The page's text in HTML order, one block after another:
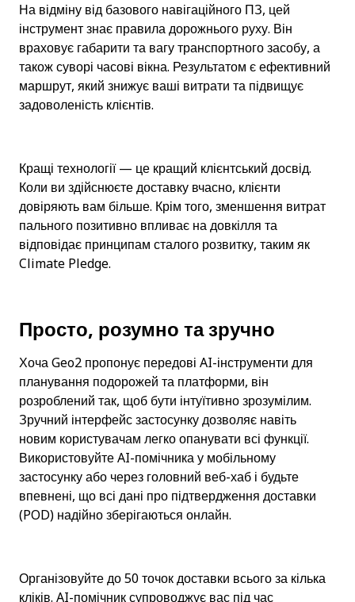
На відміну від базового навігаційного ПЗ, цей
інструмент знає правила дорожнього руху. Він
враховує габарити та вагу транспортного засобу, а
також суворі часові вікна. Результатом є ефективний
маршрут, який знижує ваші витрати та підвищує
задоволеність клієнтів.
Кращі технології — це кращий клієнтський досвід.
Коли ви здійснюєте доставку вчасно, клієнти
довіряють вам більше. Крім того, зменшення витрат
пального позитивно впливає на довкілля та
відповідає принципам сталого розвитку, таким як
Climate Pledge.
Просто, розумно та зручно
Хоча Geo2 пропонує передові AI-інструменти для
планування подорожей та платформи, він
розроблений так, щоб бути інтуїтивно зрозумілим.
Зручний інтерфейс застосунку дозволяє навіть
новим користувачам легко опанувати всі функції.
Використовуйте AI-помічника у мобільному
застосунку або через головний веб-хаб і будьте
впевнені, що всі дані про підтвердження доставки
(POD) надійно зберігаються онлайн.
Організовуйте до 50 точок доставки всього за кілька
кліків. AI-помічник супроводжує вас під час